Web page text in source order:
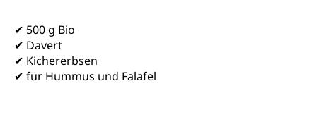
✔ 500 g Bio
✔ Davert
✔ Kichererbsen
✔ für Hummus und Falafel